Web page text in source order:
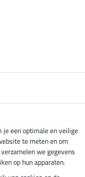
je een optimale en veilige
te meten en om
we gegevens
op hun apparaten.